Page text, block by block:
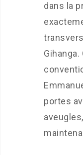
dans la
Gihanga.
portes